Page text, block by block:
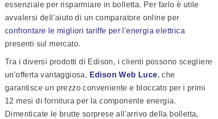
essenziale per risparmiare in bolletta. Per farlo è utile
avvalersi dell'aiuto di un comparatore online per
confrontare le migliori tariffe per l'energia elettrica
presenti sul mercato.
Tra i diversi prodotti di Edison, i clienti possono scegliere
un'offerta vantaggiosa, Edison Web Luce, che
garantisce un prezzo conveniente e bloccato per i primi
12 mesi di fornitura per la componente energia.
Dimenticate le brutte sorprese all'arrivo della bolletta,